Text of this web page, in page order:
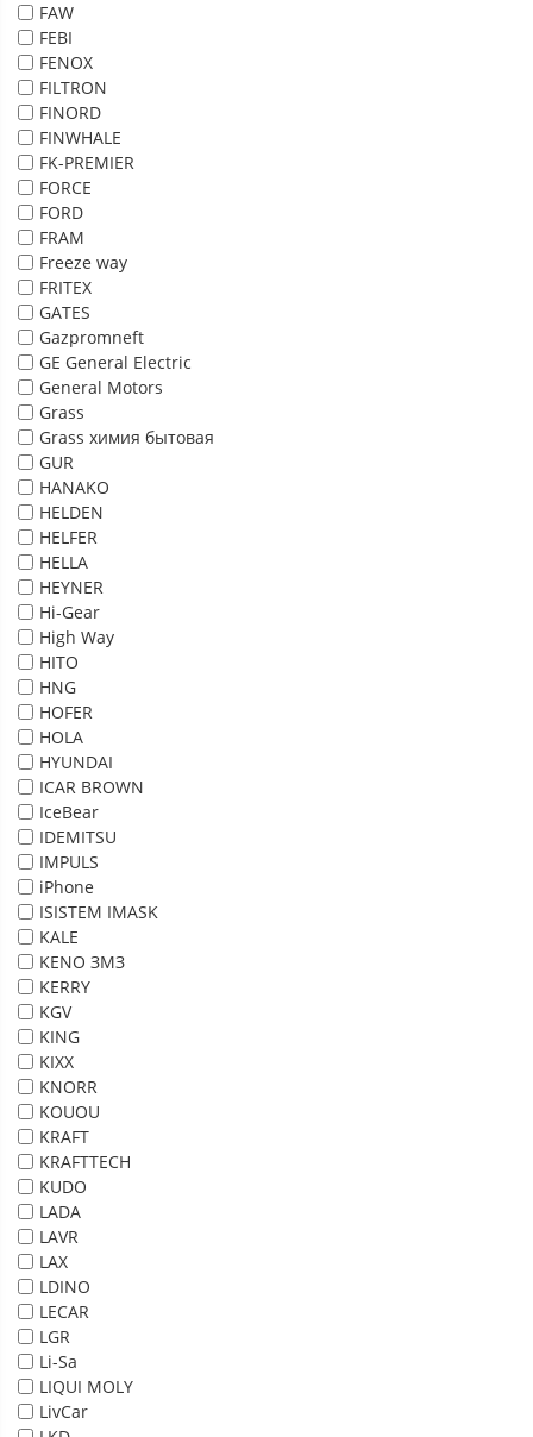
FAW
FEBI
FENOX
FILTRON
FINORD
FINWHALE
FK-PREMIER
FORCE
FORD
FRAM
Freeze way
FRITEX
GATES
Gazpromneft
GE General Electric
General Motors
Grass
Grass химия бытовая
GUR
HANAKO
HELDEN
HELFER
HELLA
HEYNER
Hi-Gear
High Way
HITO
HNG
HOFER
HOLA
HYUNDAI
ICAR BROWN
IceBear
IDEMITSU
IMPULS
iPhone
ISISTEM IMASK
KALE
KENO ЗМЗ
KERRY
KGV
KING
KIXX
KNORR
KOUOU
KRAFT
KRAFTTECH
KUDO
LADA
LAVR
LAX
LDINO
LECAR
LGR
Li-Sa
LIQUI MOLY
LivCar